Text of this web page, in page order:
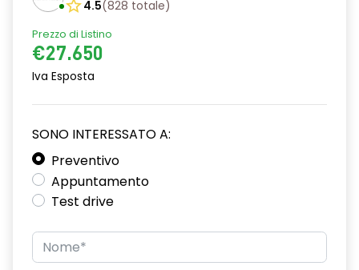
4.5(828 totale)
Prezzo di Listino
€27.650
Iva Esposta
SONO INTERESSATO A:
Preventivo
Appuntamento
Test drive